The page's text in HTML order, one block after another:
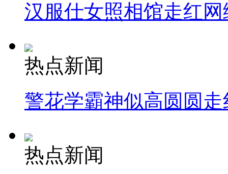
汉服仕女照相馆走红网
热点新闻
警花学霸神似高圆圆走
热点新闻